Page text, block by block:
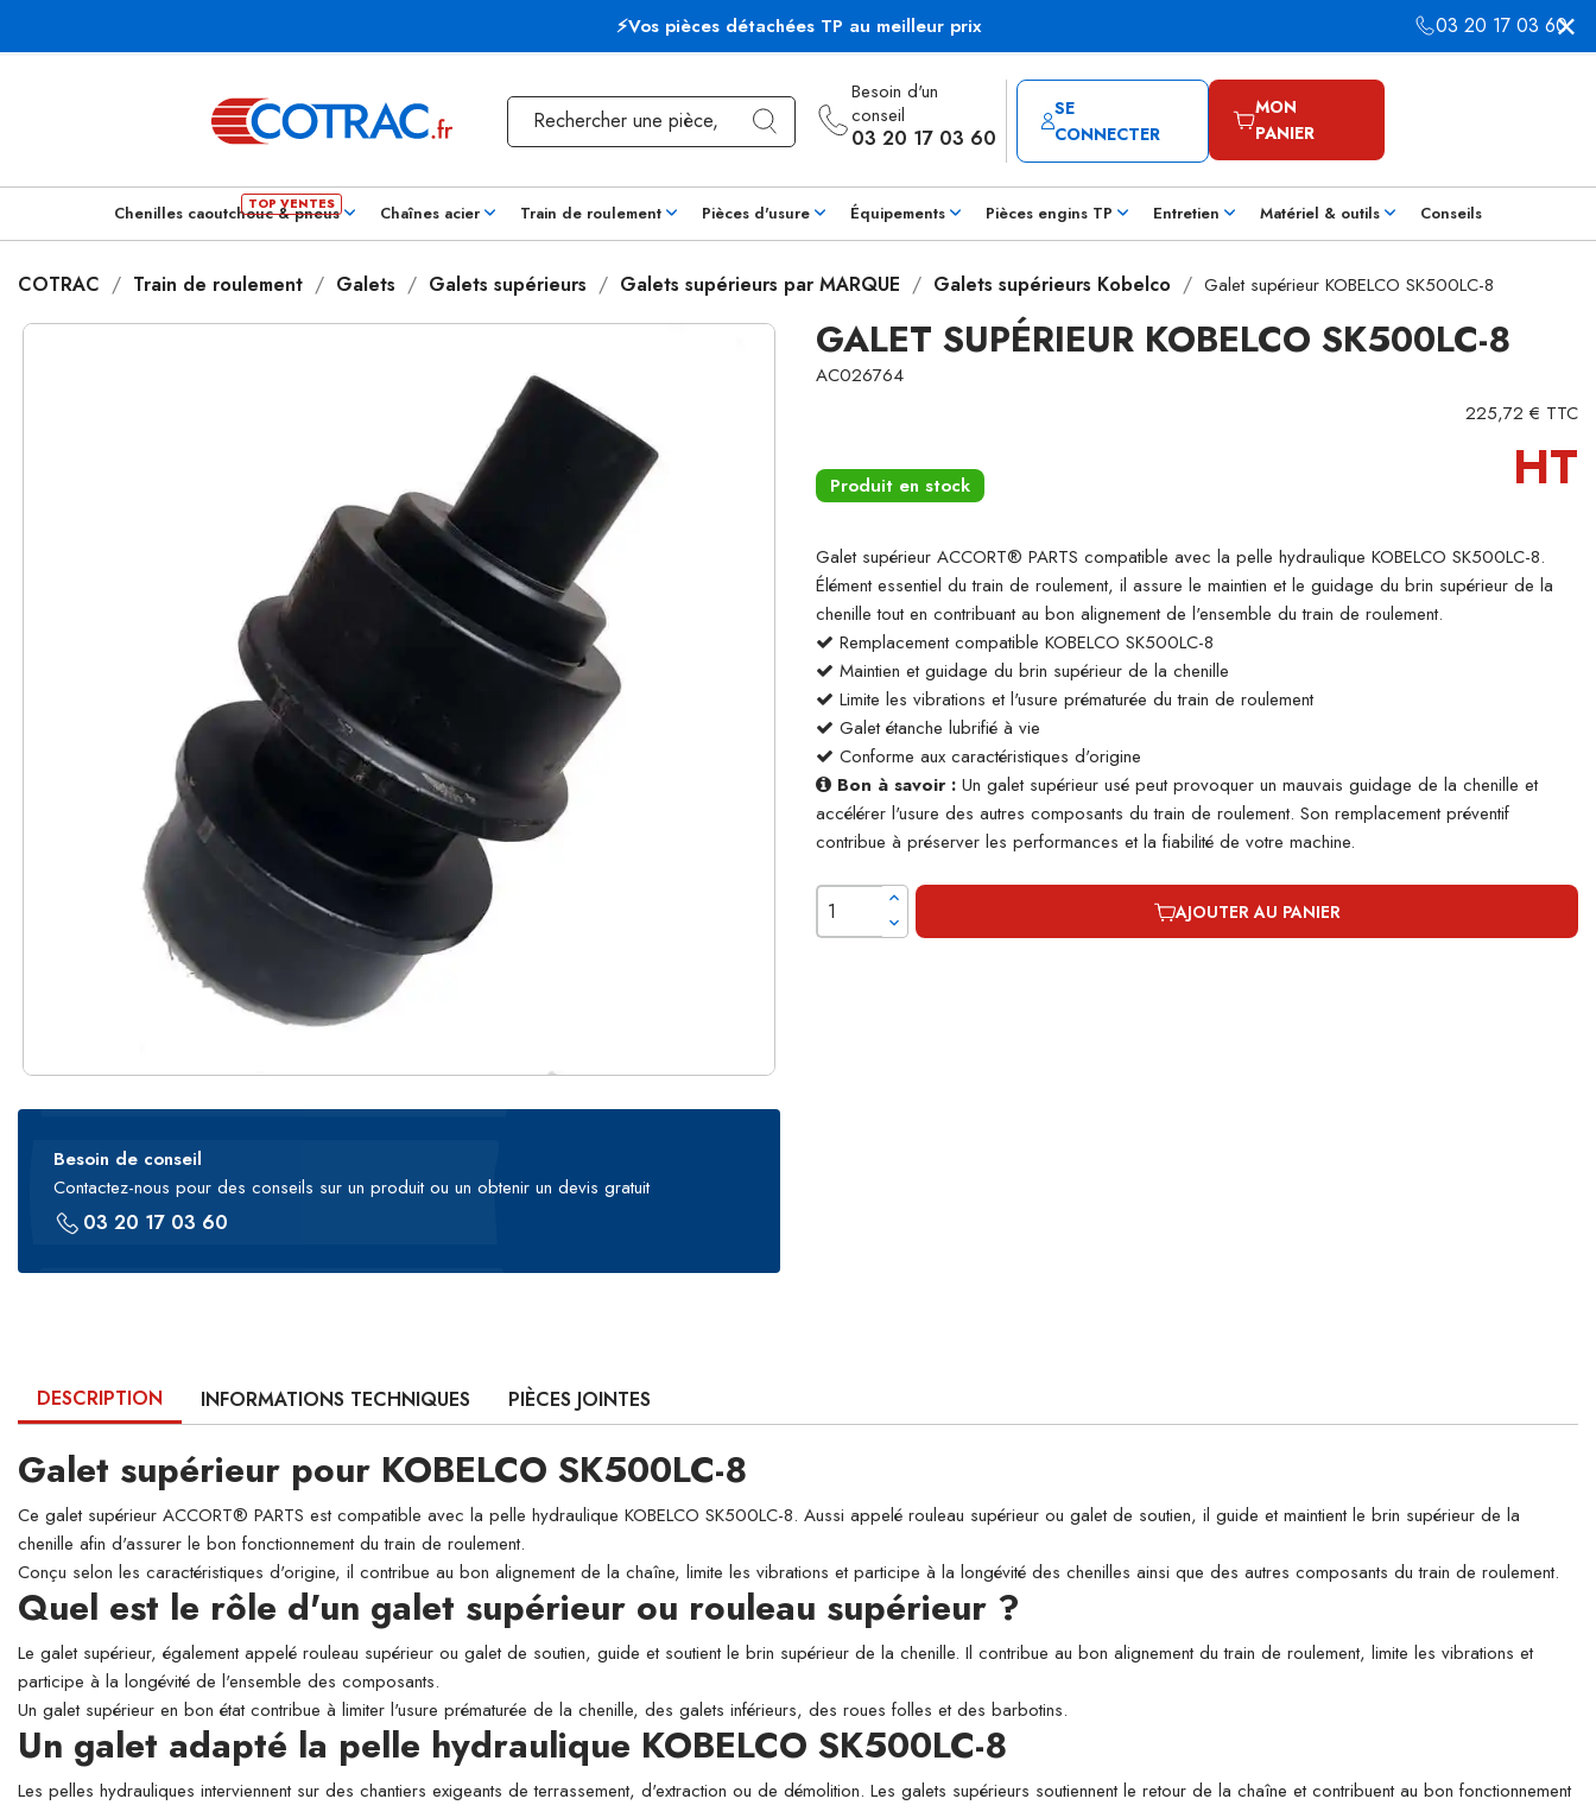
⚡Vos pièces détachées TP au meilleur prix 03 20 17 03 60
Besoin d'un
conseil
03 20 17 03 60
SE
CONNECTER
MON
PANIER
Chenilles caoutchouc & pneus Chaînes acier Train de roulement Pièces d'usure Équipements Pièces engins TP Entretien Matériel & outils Conseils
COTRAC Train de roulement Galets Galets supérieurs Galets supérieurs par MARQUE Galets supérieurs Kobelco Galet supérieur KOBELCO SK500LC-8
Besoin de conseil
Contactez-nous pour des conseils sur un produit ou un obtenir un devis gratuit
03 20 17 03 60
GALET SUPÉRIEUR KOBELCO SK500LC-8
AC026764
225,72 € TTC
Produit en stock HT
Galet supérieur ACCORT® PARTS compatible avec la pelle hydraulique KOBELCO SK500LC-8.
Élément essentiel du train de roulement, il assure le maintien et le guidage du brin supérieur de la
chenille tout en contribuant au bon alignement de l'ensemble du train de roulement.
Remplacement compatible KOBELCO SK500LC-8
Maintien et guidage du brin supérieur de la chenille
Limite les vibrations et l'usure prématurée du train de roulement
Galet étanche lubrifié à vie
Conforme aux caractéristiques d'origine
Bon à savoir : Un galet supérieur usé peut provoquer un mauvais guidage de la chenille et
accélérer l'usure des autres composants du train de roulement. Son remplacement préventif
contribue à préserver les performances et la fiabilité de votre machine.
AJOUTER AU PANIER
DESCRIPTION INFORMATIONS TECHNIQUES PIÈCES JOINTES
Galet supérieur pour KOBELCO SK500LC-8
Ce galet supérieur ACCORT® PARTS est compatible avec la pelle hydraulique KOBELCO SK500LC-8. Aussi appelé rouleau supérieur ou galet de soutien, il guide et maintient le brin supérieur de la
chenille afin d'assurer le bon fonctionnement du train de roulement.
Conçu selon les caractéristiques d'origine, il contribue au bon alignement de la chaîne, limite les vibrations et participe à la longévité des chenilles ainsi que des autres composants du train de roulement.
Quel est le rôle d'un galet supérieur ou rouleau supérieur ?
Le galet supérieur, également appelé rouleau supérieur ou galet de soutien, guide et soutient le brin supérieur de la chenille. Il contribue au bon alignement du train de roulement, limite les vibrations et
participe à la longévité de l'ensemble des composants.
Un galet supérieur en bon état contribue à limiter l'usure prématurée de la chenille, des galets inférieurs, des roues folles et des barbotins.
Un galet adapté la pelle hydraulique KOBELCO SK500LC-8
Les pelles hydrauliques interviennent sur des chantiers exigeants de terrassement, d'extraction ou de démolition. Les galets supérieurs soutiennent le retour de la chaîne et contribuent au bon fonctionnement